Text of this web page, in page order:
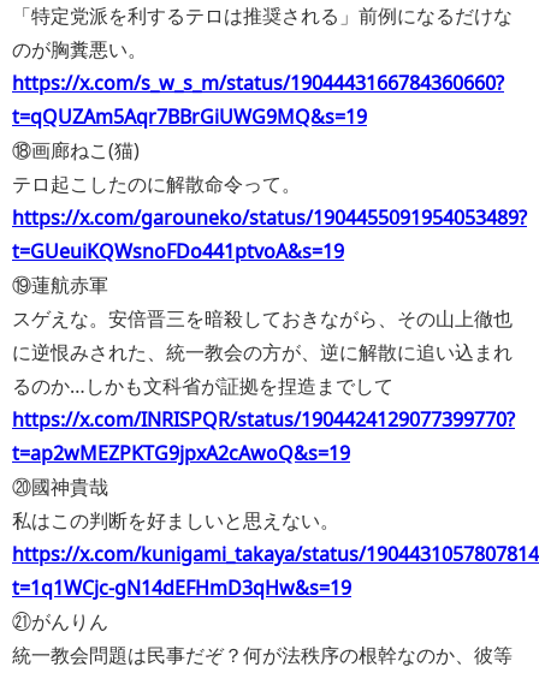
「特定党派を利するテロは推奨される」前例になるだけな
のが胸糞悪い。
https://x.com/s_w_s_m/status/1904443166784360660?
t=qQUZAm5Aqr7BBrGiUWG9MQ&s=19
⑱画廊ねこ(猫)
テロ起こしたのに解散命令って。
https://x.com/garouneko/status/1904455091954053489?
t=GUeuiKQWsnoFDo441ptvoA&s=19
⑲蓮航赤軍
スゲえな。安倍晋三を暗殺しておきながら、その山上徹也
に逆恨みされた、統一教会の方が、逆に解散に追い込まれ
るのか…しかも文科省が証拠を捏造までして
https://x.com/INRISPQR/status/1904424129077399770?
t=ap2wMEZPKTG9jpxA2cAwoQ&s=19
⑳國神貴哉
私はこの判断を好ましいと思えない。
https://x.com/kunigami_takaya/status/
t=1q1WCjc-gN14dEFHmD3qHw&s=19
㉑がんりん
統一教会問題は民事だぞ？何が法秩序の根幹なのか、彼等